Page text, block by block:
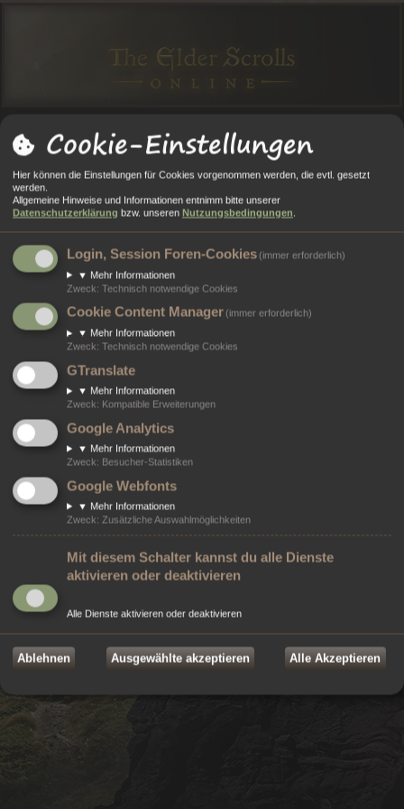
O
R
T
L
O
R
E
N
A
L
E
E
M
Anmelden Registrieren
Portal Foren
Alle Cookies löschen
Bist du dir sicher, dass du alle Cookies des Boards löschen möchtest?
Portal Foren
Powered by phpBB
Style von
- Aktualisieren von MrGaby, Deutsche Übersetzung durch
Modifikationen von ©2026
Rechteinhaber. Alle Rechte vorbehalten.
Datenschutz
Cookie-Einstellungen
Hier können die Einstellungen für Cookies vorgenommen werden, die evtl. gesetzt
werden.
Allgemeine Hinweise und Informationen entnimm bitte unserer
Datenschutzerklärung bzw. unseren Nutzungsbedingungen
Login, Session Foren-Cookies(immer erforderlich)
▼ Mehr Informationen
Zweck: Technisch notwendige Cookies
Cookie Content Manager(immer erforderlich)
▼ Mehr Informationen
Zweck: Technisch notwendige Cookies
GTranslate
▼ Mehr Informationen
Zweck: Kompatible Erweiterungen
Google Analytics
▼ Mehr Informationen
Zweck: Besucher-Statistiken
Google Webfonts
▼ Mehr Informationen
Zweck: Zusätzliche Auswahlmöglichkeiten
Mit diesem Schalter kannst du alle Dienste
aktivieren oder deaktivieren
Alle Dienste aktivieren oder deaktivieren
Ablehnen Ausgewählte akzeptieren Alle Akzeptieren